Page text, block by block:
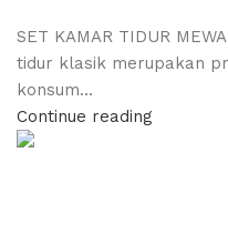
SET KAMAR TIDUR
tidur klasik merupakan
konsum...
Continue reading